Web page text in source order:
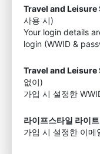
Travel and
사용 시)
Your login details
login (WWID &
Travel and
없이)
가입 시 설정한
라이프스타일 라이
가입 시 설정한 이메